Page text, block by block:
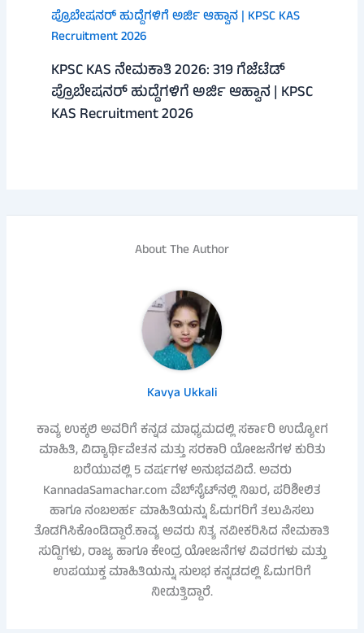
KPSC KAS ನೇಮಕಾತಿ 2026: 319 ಗೆಜೆಟೆಡ್
ಪ್ರೊಬೇಷನರ್ ಹುದ್ದೆಗಳಿಗೆ ಅರ್ಜಿ ಆಹ್ವಾನ | KPSC
KAS Recruitment 2026
About The Author
Kavya Ukkali
ಕಾವ್ಯ ಉಕ್ಕಲಿ ಅವರಿಗೆ ಕನ್ನಡ ಮಾಧ್ಯಮದಲ್ಲಿ ಸರ್ಕಾರಿ ಉದ್ಯೋಗ
ಮಾಹಿತಿ, ವಿದ್ಯಾರ್ಥಿವೇತನ ಮತ್ತು ಸರಕಾರಿ ಯೋಜನೆಗಳ ಕುರಿತು
ಬರೆಯುವಲ್ಲಿ 5 ವರ್ಷಗಳ ಅನುಭವವಿದೆ. ಅವರು
KannadaSamachar.com ವೆಬ್‌ಸೈಟ್‌ನಲ್ಲಿ ನಿಖರ, ಪರಿಶೀಲಿತ
ಹಾಗೂ ನಂಬಲರ್ಹ ಮಾಹಿತಿಯನ್ನು ಓದುಗರಿಗೆ ತಲುಪಿಸಲು
ತೊಡಗಿಸಿಕೊಂಡಿದ್ದಾರೆ.ಕಾವ್ಯ ಅವರು ನಿತ್ಯ ನವೀಕರಿಸಿದ ನೇಮಕಾತಿ
ಸುದ್ದಿಗಳು, ರಾಜ್ಯ ಹಾಗೂ ಕೇಂದ್ರ ಯೋಜನೆಗಳ ವಿವರಗಳು ಮತ್ತು
ಉಪಯುಕ್ತ ಮಾಹಿತಿಯನ್ನು ಸುಲಭ ಕನ್ನಡದಲ್ಲಿ ಓದುಗರಿಗೆ
ನೀಡುತ್ತಿದ್ದಾರೆ.